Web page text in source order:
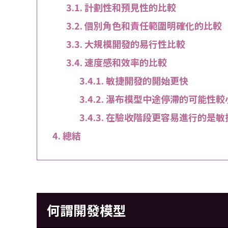
計劃性和預見性的比較
個別角色和責任範圍明確化的比較
大規模開發的易行性比較
速度感和效率的比較
敏捷開發的開始更快
瀑布模型中途停滯的可能性較
在驗收階段更容易進行的是敏
總結
何謂開發模型